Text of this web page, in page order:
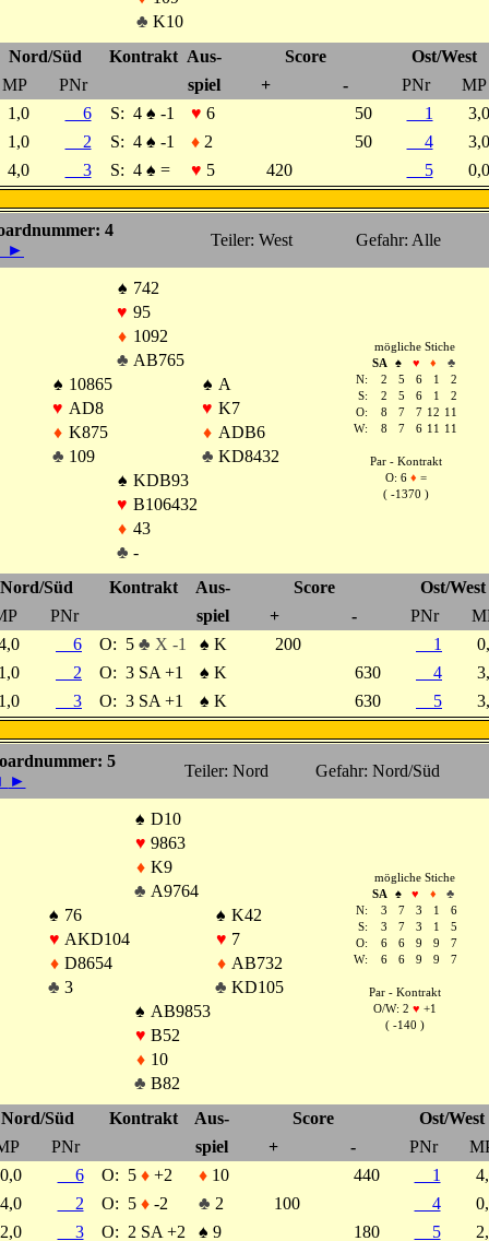
♣ K10
Nord/Süd Kontrakt Aus- Score
Ost/West
MP
PNr spiel + - PNr
MP
1,0
6 S: 4 ♠ -1 ♥ 6 50 1
3,0
1,0
2 S: 4 ♠ -1 ♦2 50 4
3,0
4,0
3 S: 4 ♠ = ♥ 5 420 5 0,0
4
►
Teiler: West Gefahr: Alle
♠ 742
♥ 95
♦ 1092
♣ AB765
♠ 10865 ♠ A
♥ AD8 ♥ K7
♦ K875 ♦ ADB6
♣ 109 ♣ KD8432
♠ KDB93
♥ B106432
♦ 43
♣ -
mögliche Stiche
SA
♠ ♥ ♦
♣
N:
2 5 6 1
2
S:
2 5 6 1
2
O:
8 7 7 12 11
W:
8 7 6 11 11
Par - Kontrakt
O: 6 ♦ =
( -1370 )
Nord/Süd Kontrakt Aus- Score
Ost/West
PNr spiel + - PNr
6 O: 5 ♣ X -1 ♠ K 200 1
2 O: 3 SA +1 ♠ K 630 4
3 O: 3 SA +1 ♠ K 630 5
5
►
Teiler: Nord Gefahr: Nord/Süd
♠ D10
♥ 9863
♦ K9
♣ A9764
♠ 76 ♠ K42
♥ AKD104 ♥ 7
♦ D8654 ♦ AB732
♣ 3 ♣ KD105
♠ AB9853
♥ B52
♦ 10
♣ B82
mögliche Stiche
SA
♠ ♥ ♦
♣
N:
3 7 3 1
6
S:
3 7 3 1
5
O:
6 6 9 9
7
W:
6 6 9 9 7
Par - Kontrakt
O/W: 2 ♥ +1
( -140 )
Nord/Süd Kontrakt Aus- Score
Ost/West
PNr spiel + - PNr
0,0
6 O: 5 ♦+2 ♦10 440 1
4,0
2 O: 5 ♦-2 ♣ 2 100 4
2,0
3 O: 2 SA +2 ♠ 9 180 5